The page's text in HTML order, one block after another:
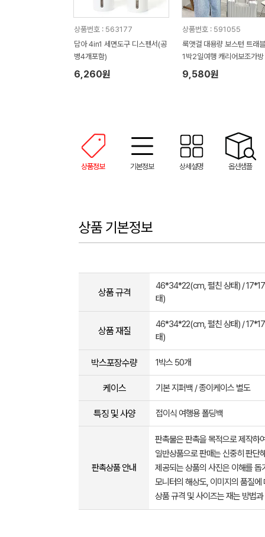
상품번호 : 563177
담아 4in1 세면도구 디스펜서(공
병4개포함)
6,260원
상품번호 : 591055
룩앳걸 대용량 보스턴 트래
1박2일여행 캐리어보조가
olor
9,580원
상품정보 기본정보 상세설명 옵션샘플
상품 기본정보
상품 규격
46*34*22(cm, 펼친 상태) /
태)
상품 재질
46*34*22(cm, 펼친 상태) /
태)
박스포장수량 1박스 50개
케이스 기본 지퍼백 / 종이케이스 별도
특징 및 사양 접이식 여행용 폴딩백
판촉상품 안내
판촉물은 판촉을 목적으로 제작하
일반상품으로 판매는 신중히 판단
제공되는 상품의 사진은 이해를
모니터의 해상도, 이미지의 품질
상품 규격 및 사이즈는 재는 방법